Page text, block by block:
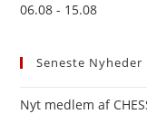
06.08 - 15.08
Seneste Nyheder
Nyt medlem af